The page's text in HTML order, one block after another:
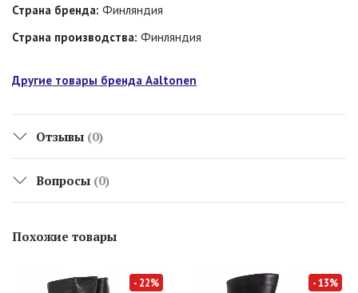
Страна бренда: Финляндия
Страна производства: Финляндия
Другие товары бренда Aaltonen
Отзывы (0)
Вопросы (0)
Похожие товары
- 22% - 13%